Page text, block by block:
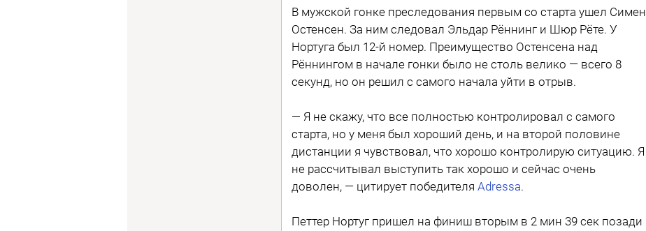
В мужской гонке преследования первым со старта ушел Симен
Остенсен. За ним следовал Эльдар Рённинг и Шюр Рёте. У
Нортуга был 12-й номер. Преимущество Остенсена над
Рённингом в начале гонки было не столь велико — всего 8
секунд, но он решил с самого начала уйти в отрыв.
— Я не скажу, что все полностью контролировал с самого
старта, но у меня был хороший день, и на второй половине
дистанции я чувствовал, что хорошо контролирую ситуацию. Я
не рассчитывал выступить так хорошо и сейчас очень
доволен, — цитирует победителя Adressa.
Петтер Нортуг пришел на финиш вторым в 2 мин 39 сек позади